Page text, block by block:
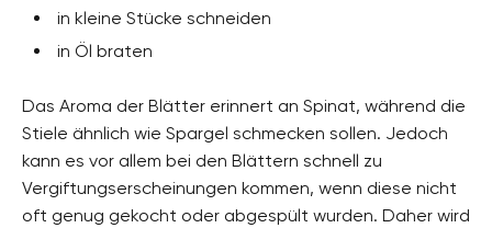
in kleine Stücke schneiden
in Öl braten
Das Aroma der Blätter erinnert an Spinat, während die
Stiele ähnlich wie Spargel schmecken sollen. Jedoch
kann es vor allem bei den Blättern schnell zu
Vergiftungserscheinungen kommen, wenn diese nicht
oft genug gekocht oder abgespült wurden. Daher wird